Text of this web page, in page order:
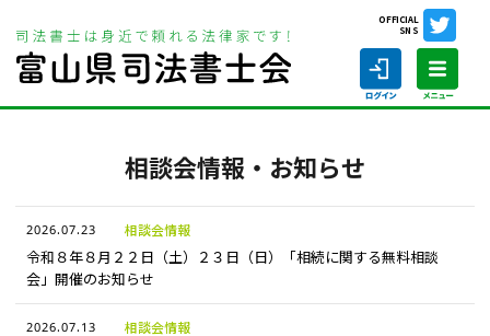
OFFICIAL
SNS
相談会情報・お知らせ
相談会情報・お知らせ
2026.07.23 相談会情報
令和８年８月２２日（土）２３日（日）「相続に関する無料相談
会」開催のお知らせ
2026.07.13 相談会情報
司法書士の仕事